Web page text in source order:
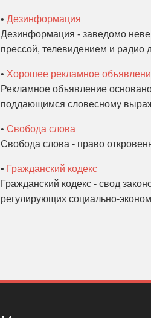
• Дезинформация
Дезинформация - заведомо
прессой, телевидением и радио
• Хорошее рекламное
Рекламное объявление
поддающимся словесному
• Свобода слова
Свобода слова - право
• Гражданский кодекс
Гражданский кодекс - свод
регулирующих социально-